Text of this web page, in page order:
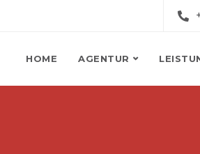
HOME AGENTUR